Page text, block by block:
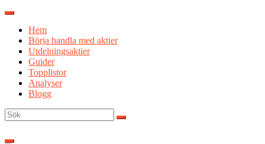
Hoppa
innehållHem
Börja handla med aktier
Utdelningsaktier
Guider
Topplistor
Analyser
Blogg
Sök
efter: